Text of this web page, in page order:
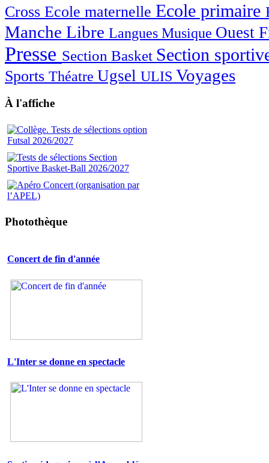
Cross Ecole maternelle Ecole primaire
Manche Libre Langues Musique Ouest
Presse Section Basket Section
Sports Théatre Ugsel ULIS Voyages
À l'affiche
Photothèque
Concert de fin d'année
L'Inter se donne en spectacle